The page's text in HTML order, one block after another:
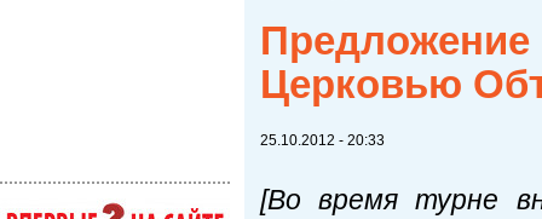
Предложение
Церковью
25.10.2012 - 20:33
[Во время турне